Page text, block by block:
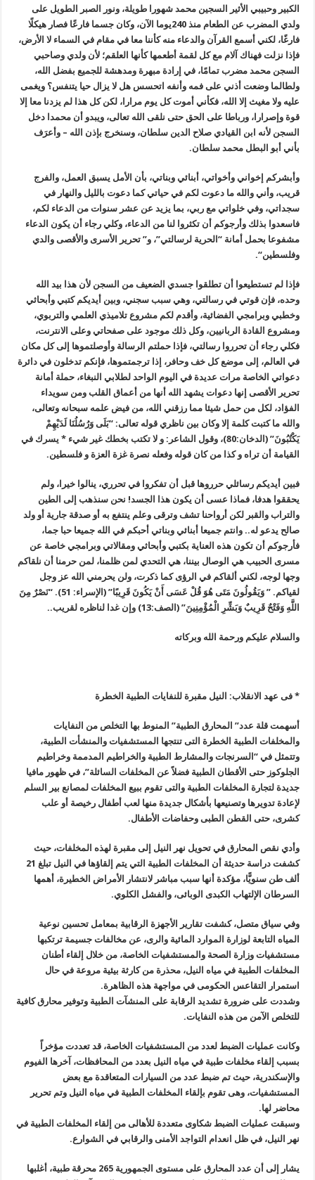
الكبير وحبيبي الأثير السجين محمد شهورا طويلة، ونور الصبر الطويل على
ولدي المضرب عن الطعام منذ 240يوما الآن، وكان جسما فارعًا فصار هيكلًا
فارغًا، لكني أسمع القرآن والدعاء منه كأننا معا في مقام في السماء لا الأرض،
فإذا نزلت فهناك آلام مع كل لقمة أطعمها كأنها العلقم؛ لأن ولدي وصاحبي
السجن محمد مضرب تمامًا، في إرادة مبهرة ومدهشة للجميع بفضل الله،
ولطالما وضعت أذني على فمه وأنفه اتحسس هل لا يزال حيا يتنفس؟ ويغمى
عليه ولا مغيث إلا الله، فكأني أموت كل يوم مرارا، لكن كل هذا لم يزدنا معا إلا
قوة وإصرارا، ورباطا على الحق حتى نلقى الله تعالى، ويبدو أن محمدا دخل
السجن لأنه ابن القيادي صلاح الدين سلطان، وسنخرج بإذن الله – وأعرَف
بأني أبو البطل محمد سلطان.
وأبشركم إخواني وأخواتي، أبنائي وبناتي، بأن الأمل يسبق العمل، والفرج
قريب، وأني والله ما دعوت لكم في حياتي كما دعوت بالليل والنهار في
سجداتي، وفي خلواتي مع ربي، بما يزيد عن عشر سنوات من الدعاء لكم،
فاسعدوا بذلك وأرجوكم أن تكثروا لنا من الدعاء، وكلي رجاء أن يكون الدعاء
مشفوعا بحمل أمانة “الحرية لرسالتي”، و” تحرير الأسرى والأقصى والدي
وفلسطين“.
فإذا لم تستطيعوا أن تطلقوا جسدي الضعيف من السجن لأن هذا بيد الله
وحده، فإن قوتي في رسالتي، وهي سبب سجني، وبين أيديكم كتبي وأبحاثي
وخطبي وبرامجي الفضائية، وأقدم لكم مشروع تلاميذي العلمي والتربوي،
ومشروع القادة الربانيين، وكل ذلك موجود على صفحاتي وعلى الانترنت،
فكلي رجاء أن تحرروا رسالتي، فإذا حملتم الرسالة وأوصلتموها إلى كل مكان
في العالم، إلى موضع كل خف وحافر، إذا ترجمتموها، فإنكم تدخلون في دائرة
دعواتي الخاصة مرات عديدة في اليوم الواحد لطلابي النبغاء، حملة أمانة
تحرير الأقصى إنها دعوات يشهد الله أنها من أعماق القلب ومن سويداء
الفؤاد، لكل من حمل شيئا مما رزقني الله، من فيض علمه سبحانه وتعالى،
والله ما كتبت كلمة إلا وكان بين ناظري قوله تعالى: “بَلَى وَرُسُلُنَا لَدَيْهِمْ
يَكْتُبُونَ” (الدخان:80)، وقول الشاعر: و لا تكتب بخطك غير شيء * يسرك في
القيامة أن تراه و كذا من كان قوله وفعله نصرة غزة العزة و فلسطين.
فبين أيديكم رسائلي حرروها قبل أن تفكروا في تحرري، ينالوا خيرا، ولم
يحققوا هدفا، فماذا عسى أن يكون هذا الجسد! نحن سنذهب إلى الطين
والتراب والقبر لكن أرواحنا تشف وترقى وعلم ينتفع به أو صدقة جارية أو ولد
صالح يدعو له..وانتم جميعا أبنائي وبناتي أحبكم في الله جميعا حبا جما،
فأرجوكم أن تكون هذه العناية بكتبي وأبحاثي ومقالاتي وبرامجي خاصة عن
مسرى الحبيب هي الوصال بيننا، هي التحدي لمن ظلمنا، لمن حرمنا أن نلقاكم
وجها لوجه، لكني ألقاكم في الرؤى كما ذكرت، ولن يحرمني الله عز وجل
لقياكم. ” وَيَقُولُونَ مَتَى هُوَ قُلْ عَسَى أَنْ يَكُونَ قَرِيبًا” (الإسراء: 51). “نَصْرٌ مِنَ
اللَّهِ وَفَتْحٌ قَرِيبٌ وَبَشِّرِ الْمُؤْمِنِينَ” (الصف:13) وإن غدا لناظره لقريب
..
والسلام عليكم ورحمة الله وبركاته
* فى عهد الانقلاب: النيل مقبرة للنفايات الطبية الخطرة
أسهمت قلة عدد” المحارق الطبية” المنوط بها التخلص من النفايات
والمخلفات الطبية الخطرة التى تنتجها المستشفيات والمنشأت الطبية،
وتتمثل في“ السرنجات والمشارط الطبية والخراطيم المدممة وخراطيم
الجلوكوز حتى الأقطان الطبية فضلاً عن المخلفات السائلة”، في ظهور مافيا
جديدة لتجارة المخلفات الطبية والتى تقوم ببيع المخلفات لمصانع بير السلم
لإعادة تدويرها وتصنيعها بأشكال جديدة منها لعب أطفال رخيصة أو علب
كشرى، حتى القطن الطبى وحفاضات الأطفال.
وأدي نقص المحارق في تحويل نهر النيل إلى مقبرة لهذه المخلفات، حيث
كشفت دراسة حديثة أن المخلفات الطبية التي يتم إلقاؤها في النيل تبلغ 21
ألف طن سنويًّا، مؤكدة أنها سبب مباشر لانتشار الأمراض الخطيرة، أهمها
السرطان الإلتهاب الكبدى الوبائى، والفشل الكلوي.
وفي سياق متصل، كشفت تقارير الأجهزة الرقابية بمعامل تحسين نوعية
المياه التابعة لوزارة الموارد المائية والرى، عن مخالفات جسيمة ترتكبها
مستشفيات وزارة الصحة والمستشفيات الخاصة، من خلال إلقاء أطنان
المخلفات الطبية في مياه النيل، محذرة من كارثة بيئية مروعة في حال
استمرار التقاعس الحكومى في مواجهة هذه الظاهرة.
وشددت على ضرورة تشديد الرقابة على المنشآت الطبية وتوفير محارق كافية
للتخلص الآمن من هذه النفايات.
وكانت عمليات الضبط لعدد من المستشفيات الخاصة، قد تعددت مؤخراً
بسبب إلقاء مخلفات طبية في مياه النيل بعدد من المحافظات، آخرها الفيوم
والإسكندرية، حيث تم ضبط عدد من السيارات المتعاقدة مع بعض
المستشفيات، وهى تقوم بإلقاء المخلفات الطبية في مياه النيل وتم تحرير
محاضر لها.
وسبقت عمليات الضبط شكاوى متعددة للأهالى من إلقاء المخلفات الطبية في
نهر النيل، في ظل انعدام التواجد الأمنى والرقابي في الشوارع.
يشار إلى أن عدد المحارق على مستوى الجمهورية 265 محرقة طبية، أغلبها